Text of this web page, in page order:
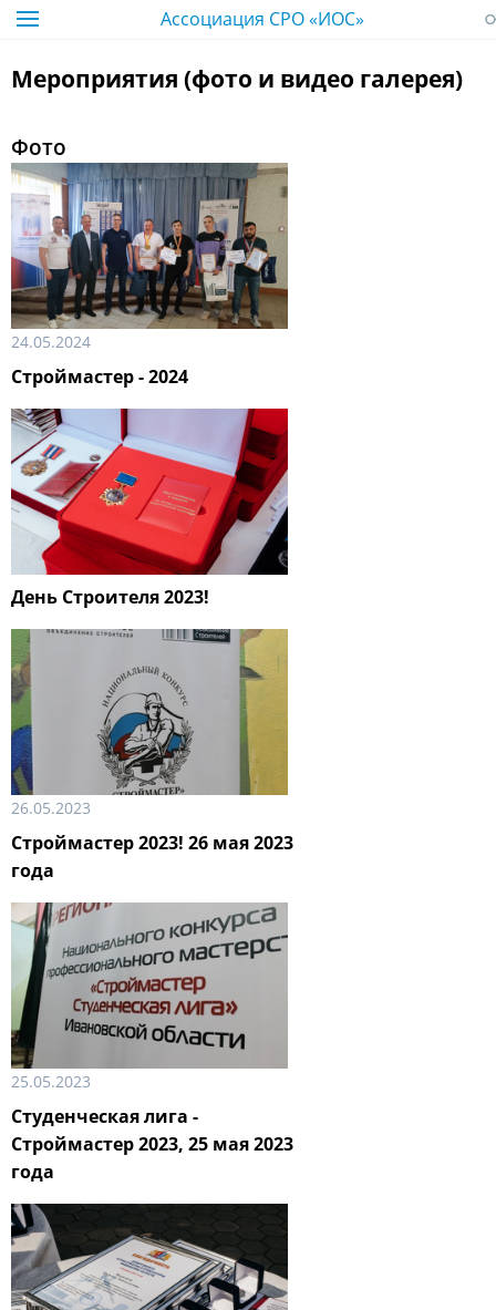
Ассоциация СРО «ИОС»
Мероприятия (фото и видео галерея)
Фото
24.05.2024
Строймастер - 2024
День Строителя 2023!
26.05.2023
Строймастер 2023! 26 мая 2023
года
25.05.2023
Студенческая лига -
Строймастер 2023, 25 мая 2023
года